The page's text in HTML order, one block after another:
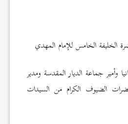
الخليفة الخامس للإمام المهدي
وأمير جماعة الديار المقدسة ومدير
الضيوف الكرام من السيدات